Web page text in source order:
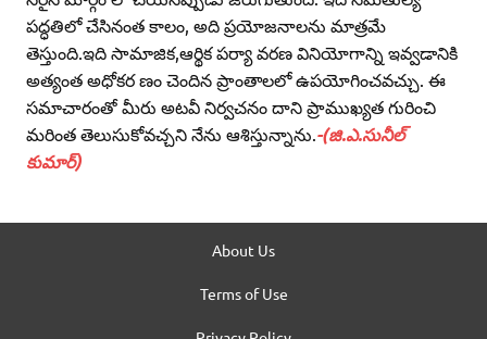
పద్ధతిలో చేసినంత కాలం, అది ప్రయోజనాలను మాత్రమే
తెస్తుంది.ఇది సామాజిక,ఆర్థిక పర్యా వరణ వినియోగాన్ని ఇవ్వడానికి
అత్యంత అధోకర ణం చెందిన ప్రాంతాలలో ఉపయోగించవచ్చు. ఈ
సమాచారంతో మీరు అటవీ నిర్వచనం దాని ప్రాముఖ్యత గురించి
మరింత తెలుసుకోవచ్చని నేను ఆశిస్తున్నాను.-(జి.ఎ.సునీల్‌
కుమార్‌)
About Us
Terms of Use